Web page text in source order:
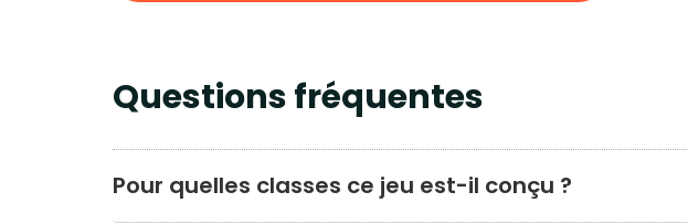
Questions fréquentes
Pour quelles classes ce jeu est-il conçu ?